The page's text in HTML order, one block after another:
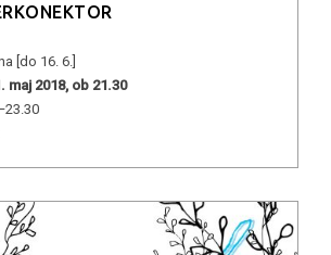
[do 16. 6.]
maj 2018, ob 21.30